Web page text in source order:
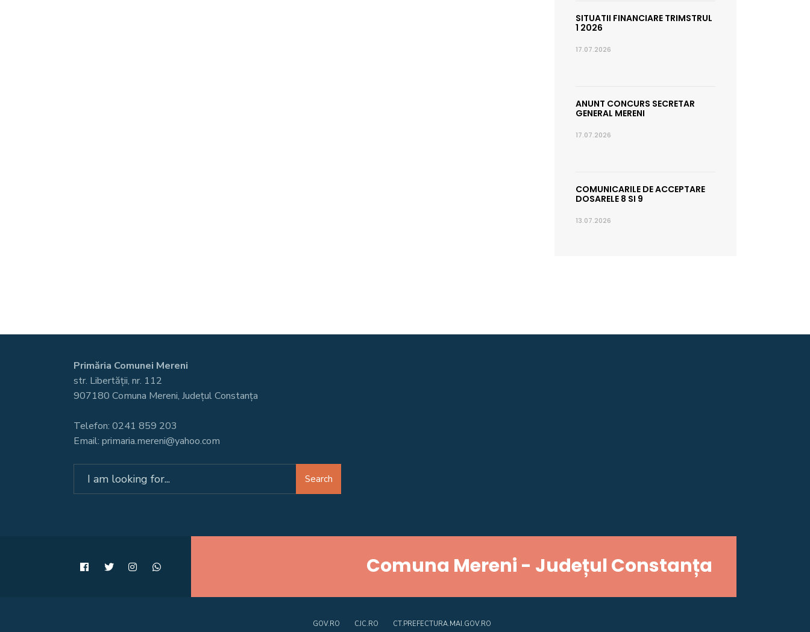
SITUATII FINANCIARE TRIMSTRUL
1 2026
17.07.2026
ANUNT CONCURS SECRETAR
GENERAL MERENI
17.07.2026
COMUNICARILE DE ACCEPTARE
DOSARELE 8 SI 9
13.07.2026
Primăria Comunei Mereni
str. Libertății, nr. 112
907180 Comuna Mereni, Județul Constanța
Telefon: 0241 859 203
Email: primaria.mereni@yahoo.com
Search
Comuna Mereni - Județul Constanța
GOV.RO CJC.RO CT.PREFECTURA.MAI.GOV.RO